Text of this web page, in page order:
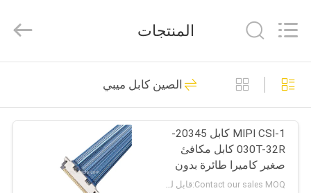
المنزل
المنتجات
فيديوهات
Technology
Rights
كابل محوري صغير
303
المنتجات
الصين كابل ميبي
MIPI CSI-1 كابل 20345-
030T-32R كابل مكافئ
صغير كاميرا طائرة بدون
طيار كابل إشارة HD
Contact our sales MOQ:قابل للتفاوض